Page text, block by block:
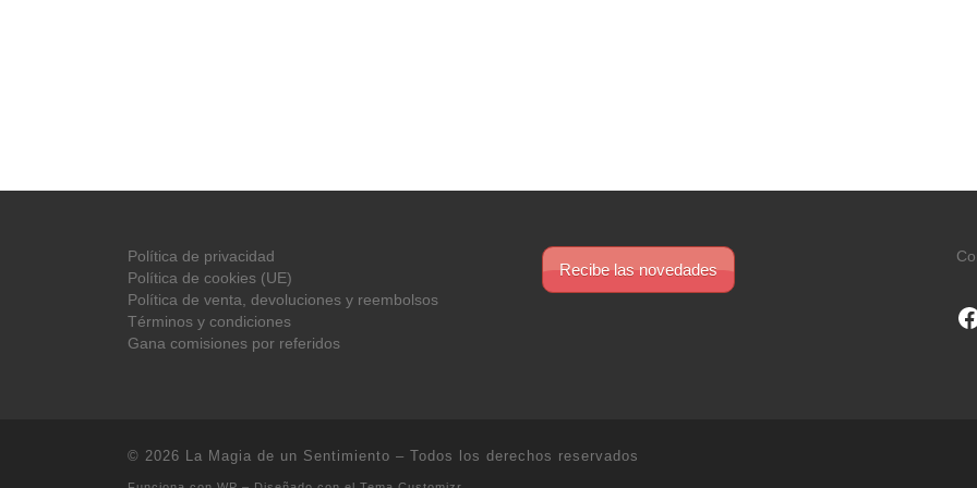
Política de privacidad
Política de cookies (UE)
Política de venta, devoluciones y reembolsos
Términos y condiciones
Gana comisiones por referidos
Recibe las novedades
© 2026 La Magia de un Sentimiento – Todos los derechos reservados